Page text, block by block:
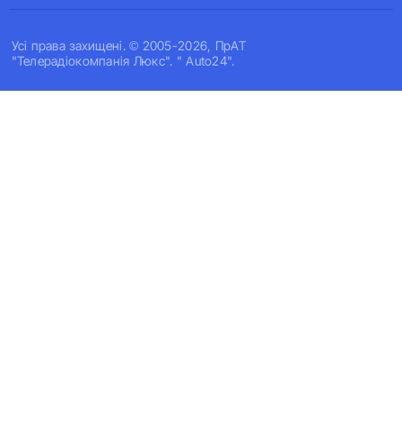
Усi права захищенi. © 2005-2026, ПрАТ
"Телерадіокомпанія Люкс". " Auto24".